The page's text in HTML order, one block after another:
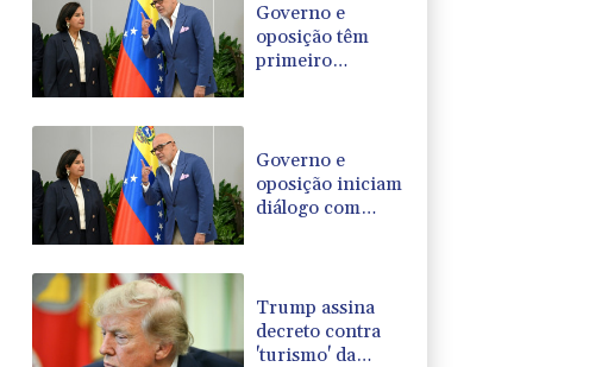
Governo e
oposição têm
primeiro
Governo e
oposição iniciam
diálogo com
Trump assina
decreto contra
'turismo' da